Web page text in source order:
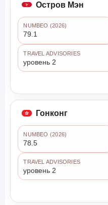
Остров Мэн
NUMBEO (2026)
79.1
TRAVEL ADVISORIES
уровень 2
Гонконг
NUMBEO (2026)
78.5
TRAVEL ADVISORIES
уровень 2